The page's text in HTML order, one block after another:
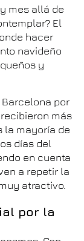
mes allá de
El
hacer
navideño
y
Barcelona por
más
la mayoría de
días del
en cuenta
a repetir la
atractivo.
por la